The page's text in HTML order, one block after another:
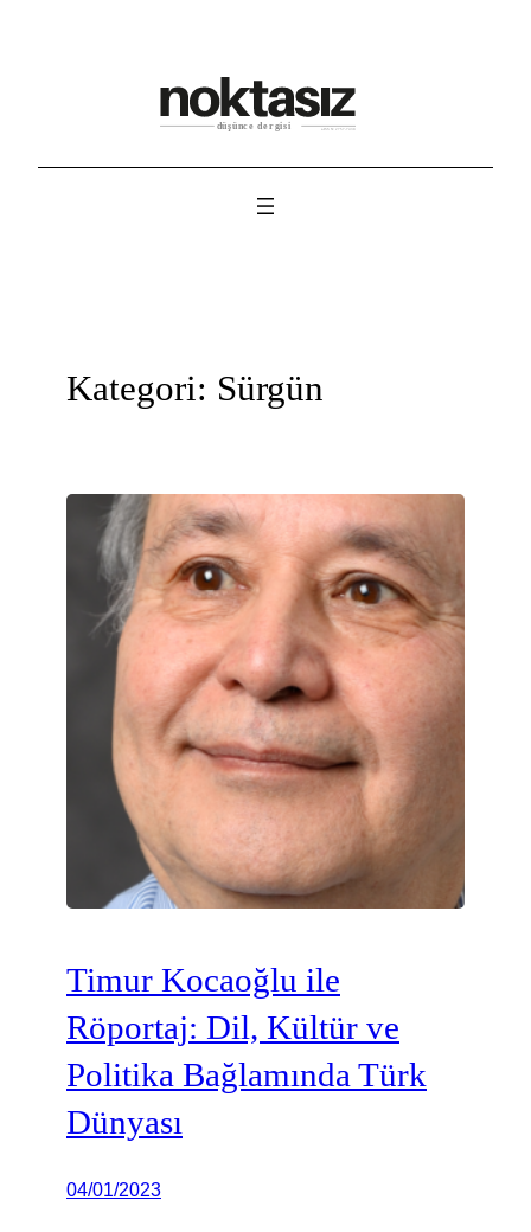
Kategori: Sürgün
Timur Kocaoğlu ile
Röportaj: Dil, Kültür ve
Politika Bağlamında Türk
Dünyası
04/01/2023